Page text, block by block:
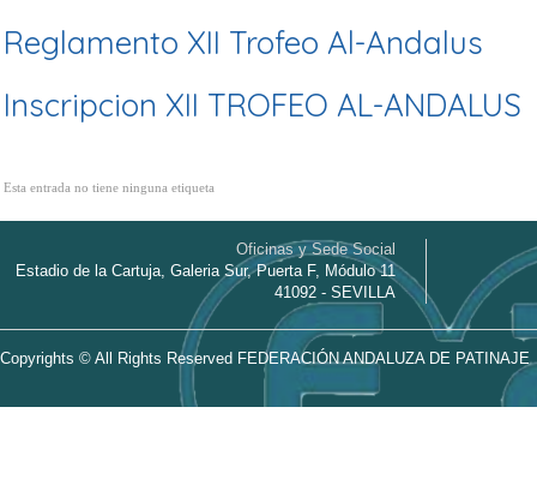
Reglamento XII Trofeo Al-Andalus
Inscripcion XII TROFEO AL-ANDALUS
Esta entrada no tiene ninguna etiqueta
Oficinas y Sede Social
Estadio de la Cartuja, Galeria Sur, Puerta F, Módulo 11
41092 - SEVILLA
Copyrights © All Rights Reserved FEDERACIÓN ANDALUZA DE PATINAJE